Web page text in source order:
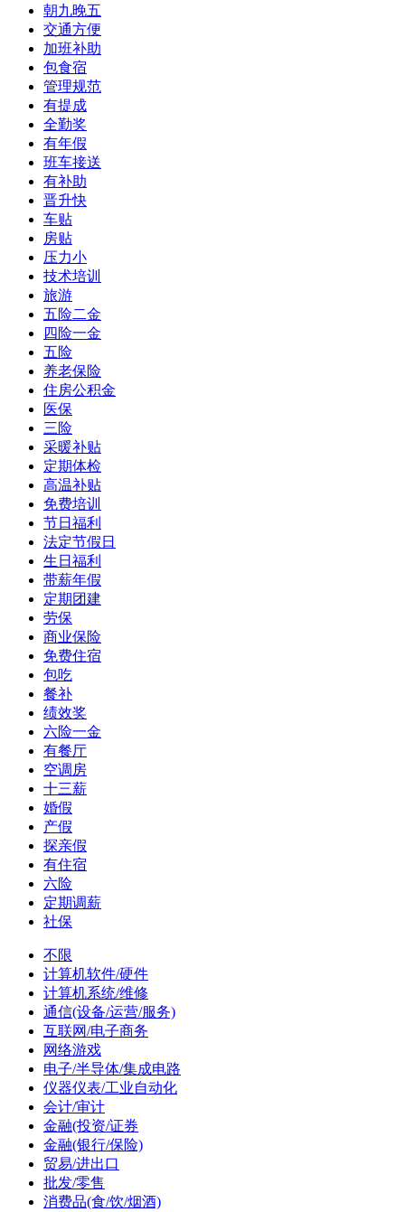
朝九晚五
交通方便
加班补助
包食宿
管理规范
有提成
全勤奖
有年假
班车接送
有补助
晋升快
车贴
房贴
压力小
技术培训
旅游
五险二金
四险一金
五险
养老保险
住房公积金
医保
三险
采暖补贴
定期体检
高温补贴
免费培训
节日福利
法定节假日
生日福利
带薪年假
定期团建
劳保
商业保险
免费住宿
包吃
餐补
绩效奖
六险一金
有餐厅
空调房
十三薪
婚假
产假
探亲假
有住宿
六险
定期调薪
社保
不限
计算机软件/硬件
计算机系统/维修
通信(设备/运营/服务)
互联网/电子商务
网络游戏
电子/半导体/集成电路
仪器仪表/工业自动化
会计/审计
金融(投资/证券
金融(银行/保险)
贸易/进出口
批发/零售
消费品(食/饮/烟酒)